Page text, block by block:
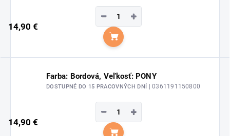
14,90 €
+
−
Do košíka
Farba: Bordová, Veľkosť: PONY
DOSTUPNÉ DO 15 PRACOVNÝCH DNÍ | 0361191150800
14,90 €
+
−